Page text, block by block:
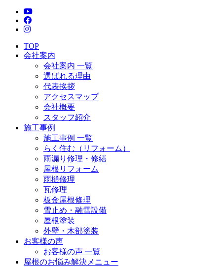
TOP
会社案内
会社案内 一覧
選ばれる理由
代表挨拶
アクセスマップ
会社概要
スタッフ紹介
施工事例
施工事例 一覧
らく住む（リフォーム）
雨漏り修理・修繕
屋根リフォーム
雨樋修理
瓦修理
板金屋根修理
雪止め・融雪設備
屋根塗装
外壁・木部塗装
お客様の声
お客様の声 一覧
屋根のお悩み解決メニュー